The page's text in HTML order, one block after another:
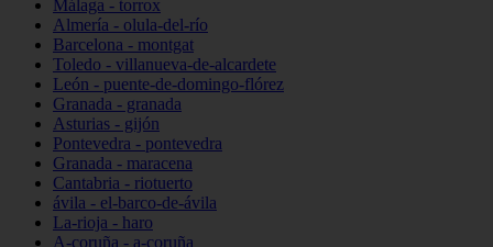
Málaga - torrox
Almería - olula-del-río
Barcelona - montgat
Toledo - villanueva-de-alcardete
León - puente-de-domingo-flórez
Granada - granada
Asturias - gijón
Pontevedra - pontevedra
Granada - maracena
Cantabria - riotuerto
ávila - el-barco-de-ávila
La-rioja - haro
A-coruña - a-coruña